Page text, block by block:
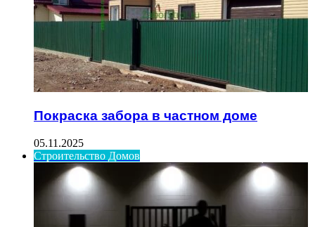
Покраска забора в частном доме
05.11.2025
Строительство Домов